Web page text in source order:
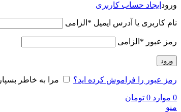
ورود ایجاد حساب کاربری
نام کاربری یا آدرس ایمیل * الزامی
رمز عبور * الزامی
ورود
رمز عبور را فراموش کرده اید؟ مرا به خاطر بسپار
0 موارد 0 تومان
منو